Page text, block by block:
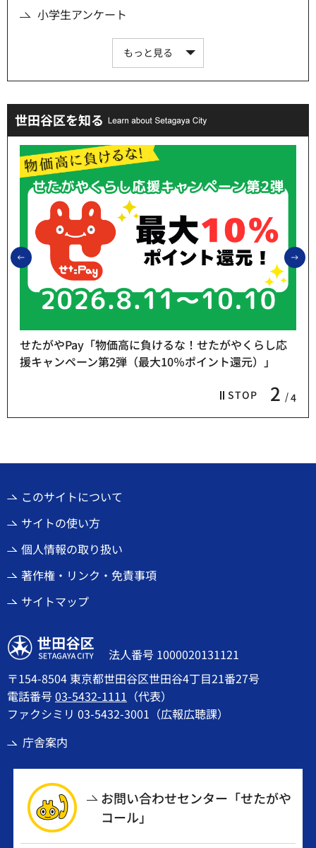
小学生アンケート
もっと見る
世田谷区を知る
前のスライドを表示
STOP 2 4
せたがやPay「物価高に負けるな！せたがやくらし応
援キャンペーン第2弾（最大10％ポイント還元）」
このサイトについて
サイトの使い方
個人情報の取り扱い
著作権・リンク・免責事項
サイトマップ
世田谷区
法人番号 1000020131121
〒154-8504 東京都世田谷区世田谷4丁目21番27号
電話番号03-5432-1111 （代表）
ファクシミリ 03-5432-3001（広報広聴課）
庁舎案内
お問い合わせセンター「せたがや
コール」